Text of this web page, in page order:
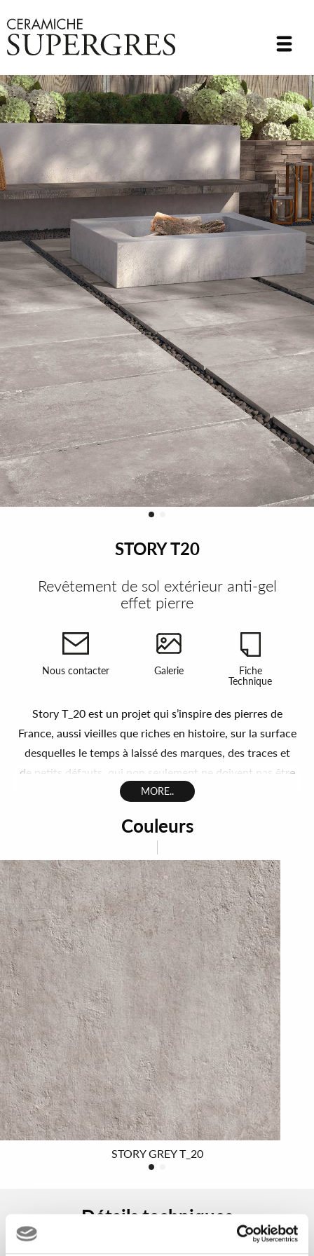
STORY T20
Revêtement de sol extérieur anti-gel
effet pierre
Nous contacter Galerie
Fiche
Technique
Story T_20 est un projet qui s’inspire des pierres de
France, aussi vieilles que riches en histoire, sur la surface
desquelles le temps à laissé des marques, des traces et
de petits défauts, qui non seulement ne doivent pas être
masqués, mais qui, bien au contraire, doivent être
revêtement de sol épais Supergres est complété par la
T_20, contrairement à la pierre naturelle, est non
absorbante, résistante aux produits chimiques,
résistante au sel et ne crée pas de moisissures - Elle est
très facile à nettoyer et conserve sa couleur et ses
caractéristiques techniques inchangées dans le temps.
Pour en savoir plus sur les revêtements T_20, lisez ceci
article
MORE..
Couleurs
STORY GREY T_20
Détails techniques